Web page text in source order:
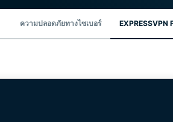
ความปลอดภัยทางไซเบอร์ EXPRESSVPN